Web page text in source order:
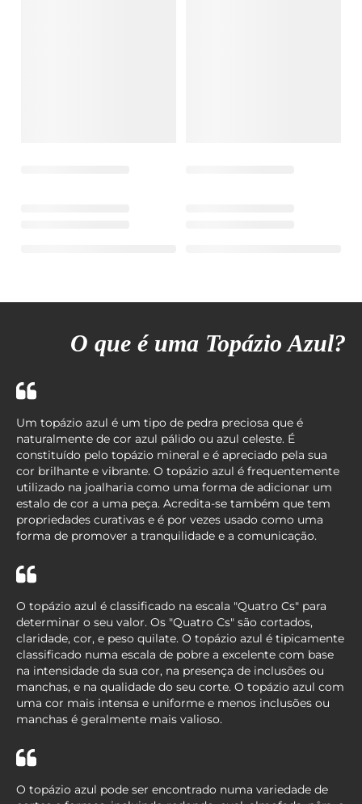
O que é uma Topázio Azul?
Um topázio azul é um tipo de pedra preciosa que é
naturalmente de cor azul pálido ou azul celeste. É
constituído pelo topázio mineral e é apreciado pela sua
cor brilhante e vibrante. O topázio azul é frequentemente
utilizado na joalharia como uma forma de adicionar um
estalo de cor a uma peça. Acredita-se também que tem
propriedades curativas e é por vezes usado como uma
forma de promover a tranquilidade e a comunicação.
O topázio azul é classificado na escala "Quatro Cs" para
determinar o seu valor. Os "Quatro Cs" são cortados,
claridade, cor, e peso quilate. O topázio azul é tipicamente
classificado numa escala de pobre a excelente com base
na intensidade da sua cor, na presença de inclusões ou
manchas, e na qualidade do seu corte. O topázio azul com
uma cor mais intensa e uniforme e menos inclusões ou
manchas é geralmente mais valioso.
O topázio azul pode ser encontrado numa variedade de